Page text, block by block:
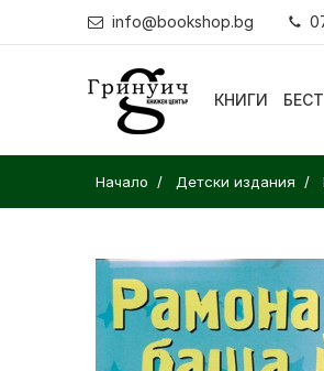
info@bookshop.bg
КНИГИ
Начало Детски издания